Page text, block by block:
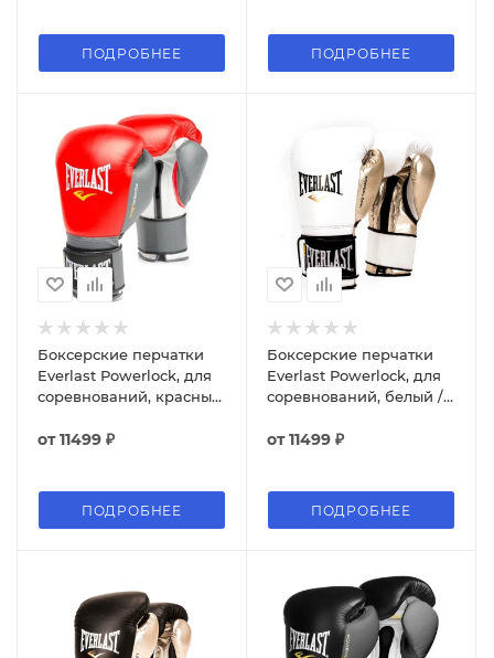
ПОДРОБНЕЕ ПОДРОБНЕЕ
Боксерские перчатки
Everlast Powerlock, для
соревнований, красный
от11499 ₽
ПОДРОБНЕЕ
Боксерские перчатки
Everlast Powerlock, для
соревнований, белый /
от11499 ₽
ПОДРОБНЕЕ